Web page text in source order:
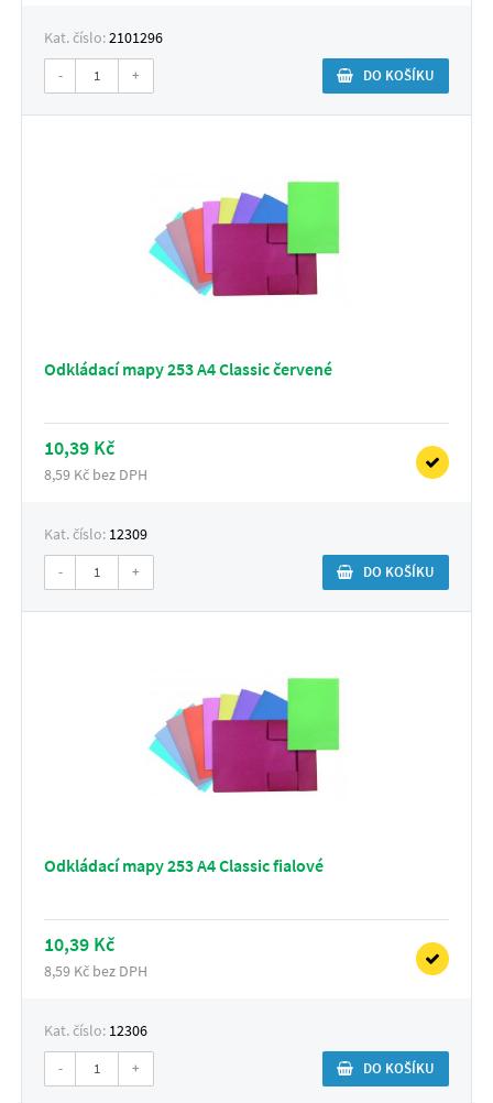
Kat. číslo:2101296
- + DO KOŠÍKU
Odkládací mapy 253 A4 Classic červené
10,39 Kč
8,59 Kč bez DPH
Kat. číslo: 12309
- + DO KOŠÍKU
Odkládací mapy 253 A4 Classic fialové
10,39 Kč
8,59 Kč bez DPH
Kat. číslo: 12306
- + DO KOŠÍKU